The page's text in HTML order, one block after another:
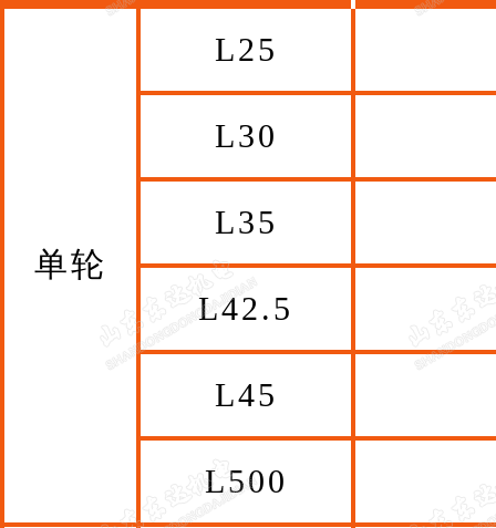
单轮
L25
L30
L35
L42.5
L45
L500